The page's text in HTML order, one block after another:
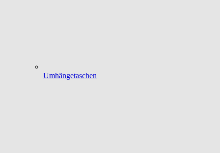
Umhängetaschen